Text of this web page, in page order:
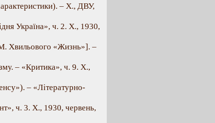
– X., ДВУ,
Україна», ч. 2. X., 1930,
Хвильового «Жизнь»]. –
– «Критика», ч. 9. X.,
– «Літературно-
ч. 3. X., 1930, червень,